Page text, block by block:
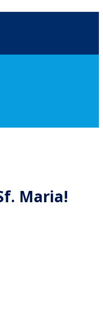
Maria!